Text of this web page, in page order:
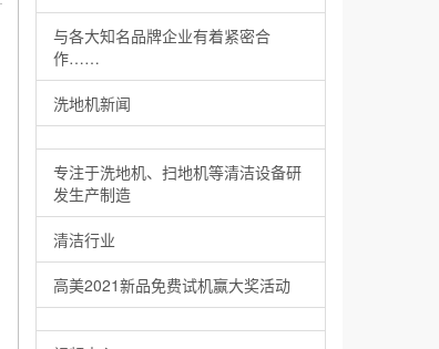
与各大知名品牌企业有着紧密合
作……
洗地机新闻
专注于洗地机、扫地机等清洁设备研
发生产制造
清洁行业
高美2021新品免费试机赢大奖活动